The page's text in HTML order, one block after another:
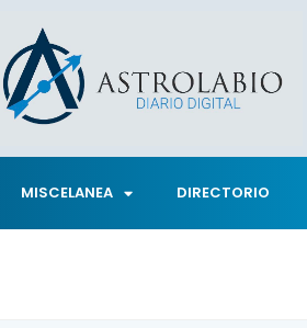
MISCELANEA DIRECTORIO